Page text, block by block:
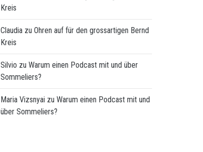
Kreis
Claudia zu Ohren auf für den grossartigen Bernd
Kreis
Silvio zu Warum einen Podcast mit und über
Sommeliers?
Maria Vizsnyai zu Warum einen Podcast mit und
über Sommeliers?